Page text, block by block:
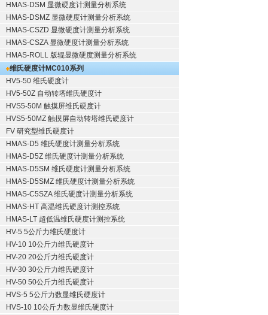
HMAS-DSM 显微硬度计测量分析系统
HMAS-DSMZ 显微硬度计测量分析系统
HMAS-CSZD 显微硬度计测量分析系统
HMAS-CSZA 显微硬度计测量分析系统
HMAS-ROLL 版辊显微硬度测量分析系统
维氏硬度计MC010系列
HV5-50 维氏硬度计
HV5-50Z 自动转塔维氏硬度计
HVS5-50M 触摸屏维氏硬度计
HVS5-50MZ 触摸屏自动转塔维氏硬度计
FV 研究型维氏硬度计
HMAS-D5 维氏硬度计测量分析系统
HMAS-D5Z 维氏硬度计测量分析系统
HMAS-D5SM 维氏硬度计测量分析系统
HMAS-D5SMZ 维氏硬度计测量分析系统
HMAS-C5SZA 维氏硬度计测量分析系统
HMAS-HT 高温维氏硬度计测控系统
HMAS-LT 超低温维氏硬度计测控系统
HV-5 5公斤力维氏硬度计
HV-10 10公斤力维氏硬度计
HV-20 20公斤力维氏硬度计
HV-30 30公斤力维氏硬度计
HV-50 50公斤力维氏硬度计
HVS-5 5公斤力数显维氏硬度计
HVS-10 10公斤力数显维氏硬度计